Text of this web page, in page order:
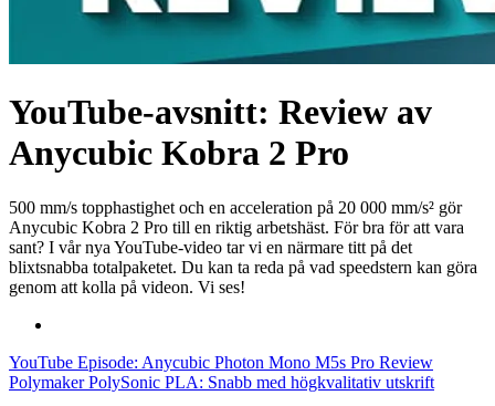
YouTube-avsnitt: Review av
Anycubic Kobra 2 Pro
500 mm/s topphastighet och en acceleration på 20 000 mm/s² gör
Anycubic Kobra 2 Pro till en riktig arbetshäst. För bra för att vara
sant? I vår nya YouTube-video tar vi en närmare titt på det
blixtsnabba totalpaketet. Du kan ta reda på vad speedstern kan göra
genom att kolla på videon. Vi ses!
YouTube Episode: Anycubic Photon Mono M5s Pro Review
Polymaker PolySonic PLA: Snabb med högkvalitativ utskrift